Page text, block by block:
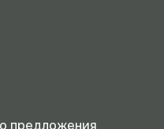
предложения